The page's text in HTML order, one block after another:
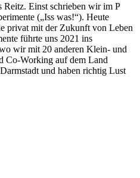
Einst schrieben wir im P
(„Iss was!“). Heute
privat mit der Zukunft von Leben
führte uns 2021 ins
wir mit 20 anderen Klein- und
Co-Working auf dem Land
und haben richtig Lust